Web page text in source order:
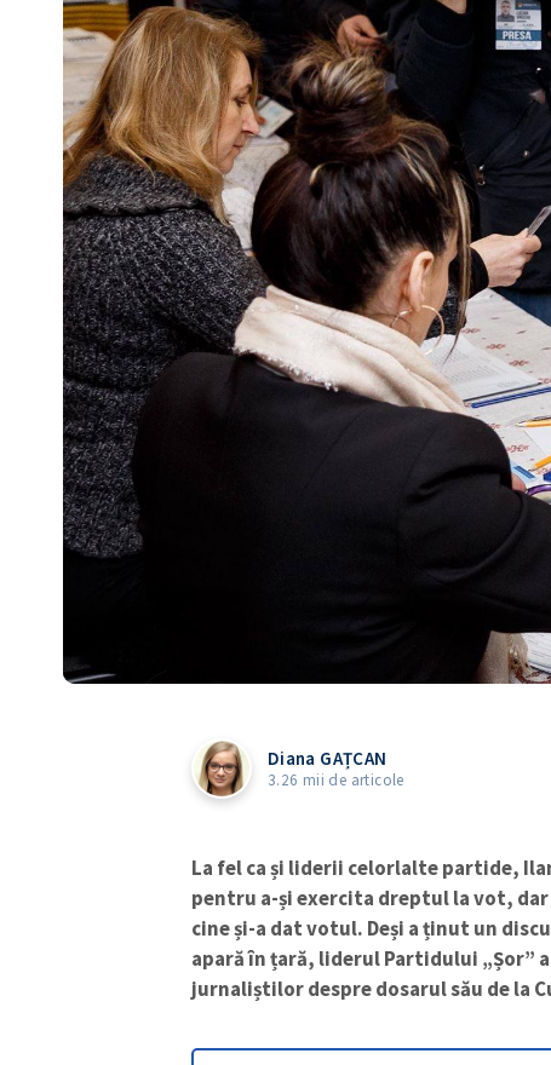
Diana GAȚCAN
3.26 mii de articole
La fel ca și liderii celorlalte partide,
pentru a-și exercita dreptul la vot,
cine și-a dat votul. Deși a ținut un
apară în țară, liderul Partidului „Șor”
jurnaliștilor despre dosarul său de la